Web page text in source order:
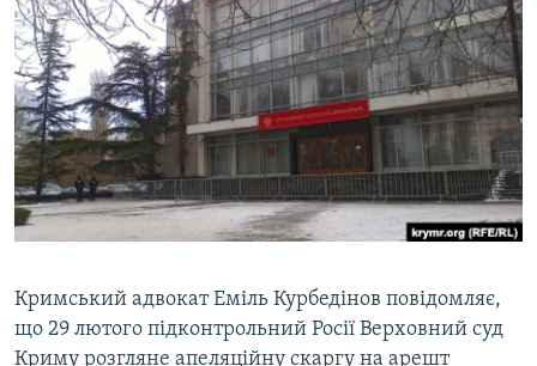
ВСЕ ЗА ДЕНЬ
СПЕЦПРОЕКТИ
ДЕПОРТАЦІЯ
ВІДЕОУРОКИ «ELIFBE»
СВІДЧЕННЯ ОКУПАЦІЇ
УКРАЇНСЬКА ПРОБЛЕМА КРИМУ
ЯК ОБІЙТИ БЛОКУВАННЯ
Русский
Qırımtatar
Кримський адвокат Еміль Курбедінов повідомляє,
що 29 лютого підконтрольний Росії Верховний суд
Криму розгляне апеляційну скаргу на арешт